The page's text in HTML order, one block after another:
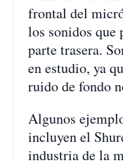
frontal del
los sonidos que
parte trasera.
en estudio, ya
ruido de fondo
Algunos
incluyen el
industria de la